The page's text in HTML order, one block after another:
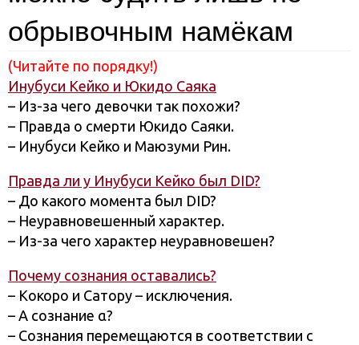
обрывочным намёкам
(Читайте по порядку!)
Инубуси Кейко и Юкидо Саяка
– Из-за чего девочки так похожи?
– Правда о смерти Юкидо Саяки.
– Инубуси Кейко и Маюзуми Рин.
Правда ли у Инубуси Кейко был DID?
– До какого момента был DID?
– Неуравновешенный характер.
– Из-за чего характер неуравновешен?
Почему сознания оставались?
– Кокоро и Сатору – исключения.
– А сознание α?
– Сознания перемещаются в соответствии с